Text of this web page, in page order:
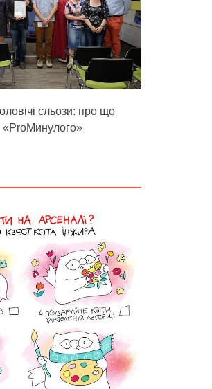
сльози: про що
«ProМинулого»